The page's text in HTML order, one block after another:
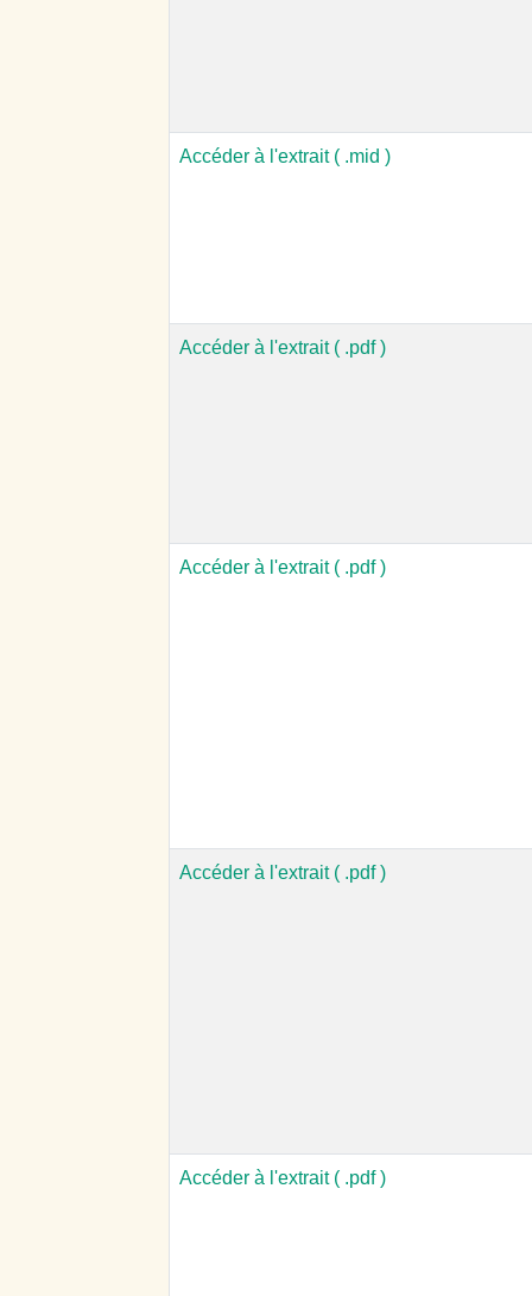
Accéder à l'extrait ( .mid )
Accéder à l'extrait ( .pdf )
Accéder à l'extrait ( .pdf )
Accéder à l'extrait ( .pdf )
Accéder à l'extrait ( .pdf )